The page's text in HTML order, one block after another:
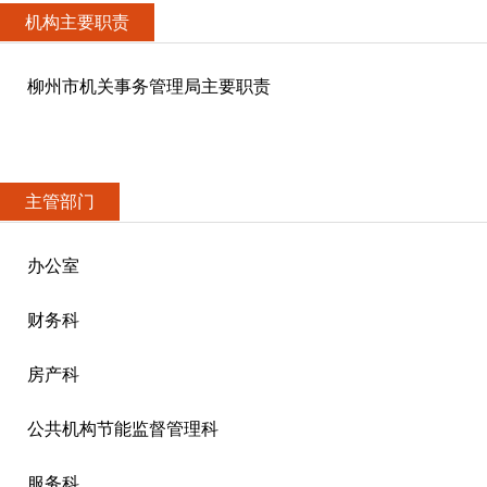
机构主要职责
柳州市机关事务管理局主要职责
主管部门
办公室
财务科
房产科
公共机构节能监督管理科
服务科